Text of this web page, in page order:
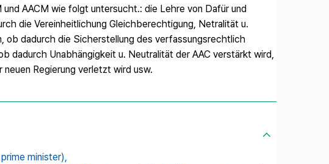
AACM wie folgt untersucht.: die Lehre von Dafür und
die Vereinheitlichung Gleichberechtigung, Netralität u.
ob dadurch die Sicherstellung des verfassungsrechtlich
dadurch Unabhängigkeit u. Neutralität der AAC verstärkt wird,
Regierung verletzt wird usw.
minister),